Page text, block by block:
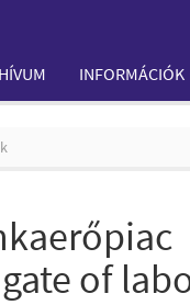
INFORMÁCIÓK
of